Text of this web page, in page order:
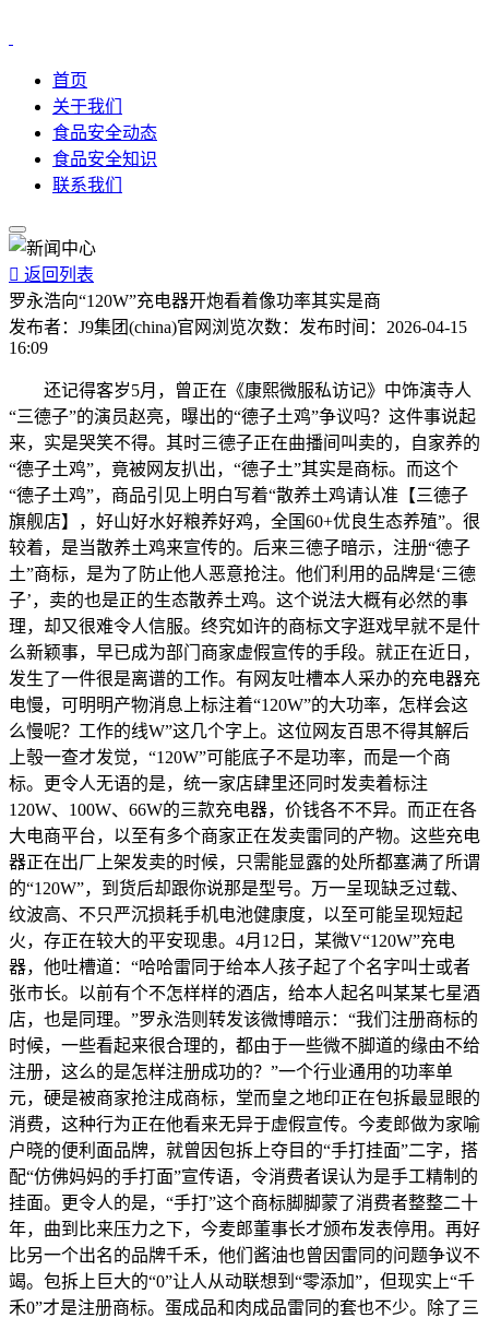
首页
关于我们
食品安全动态
食品安全知识
联系我们
 返回列表
罗永浩向“120W”充电器开炮看着像功率其实是商
发布者： J9集团(china)官网 浏览次数： 发布时间： 2026-04-15
16:09
还记得客岁5月，曾正在《康熙微服私访记》中饰演寺人
“三德子”的演员赵亮，曝出的“德子土鸡”争议吗？这件事说起
来，实是哭笑不得。其时三德子正在曲播间叫卖的，自家养的
“德子土鸡”，竟被网友扒出，“德子土”其实是商标。而这个
“德子土鸡”，商品引见上明白写着“散养土鸡请认准【三德子
旗舰店】，好山好水好粮养好鸡，全国60+优良生态养殖”。很
较着，是当散养土鸡来宣传的。后来三德子暗示，注册“德子
土”商标，是为了防止他人恶意抢注。他们利用的品牌是‘三德
子’，卖的也是正的生态散养土鸡。这个说法大概有必然的事
理，却又很难令人信服。终究如许的商标文字逛戏早就不是什
么新颖事，早已成为部门商家虚假宣传的手段。就正在近日，
发生了一件很是离谱的工作。有网友吐槽本人采办的充电器充
电慢，可明明产物消息上标注着“120W”的大功率，怎样会这
么慢呢？工作的线W”这几个字上。这位网友百思不得其解后
上彀一查才发觉，“120W”可能底子不是功率，而是一个商
标。更令人无语的是，统一家店肆里还同时发卖着标注
120W、100W、66W的三款充电器，价钱各不不异。而正在各
大电商平台，以至有多个商家正在发卖雷同的产物。这些充电
器正在出厂上架发卖的时候，只需能显露的处所都塞满了所谓
的“120W”，到货后却跟你说那是型号。万一呈现缺乏过载、
纹波高、不只严沉损耗手机电池健康度，以至可能呈现短起
火，存正在较大的平安现患。4月12日，某微V“120W”充电
器，他吐槽道：“哈哈雷同于给本人孩子起了个名字叫士或者
张市长。以前有个不怎样样的酒店，给本人起名叫某某七星酒
店，也是同理。”罗永浩则转发该微博暗示：“我们注册商标的
时候，一些看起来很合理的，都由于一些微不脚道的缘由不给
注册，这么的是怎样注册成功的？”一个行业通用的功率单
元，硬是被商家抢注成商标，堂而皇之地印正在包拆最显眼的
消费，这种行为正在他看来无异于虚假宣传。今麦郎做为家喻
户晓的便利面品牌，就曾因包拆上夺目的“手打挂面”二字，搭
配“仿佛妈妈的手打面”宣传语，令消费者误认为是手工精制的
挂面。更令人的是，“手打”这个商标脚脚蒙了消费者整整二十
年，曲到比来压力之下，今麦郎董事长才颁布发表停用。再好
比另一个出名的品牌千禾，他们酱油也曾因雷同的问题争议不
竭。包拆上巨大的“0”让人从动联想到“零添加”，但现实上“千
禾0”才是注册商标。蛋成品和肉成品雷同的套也不少。除了三